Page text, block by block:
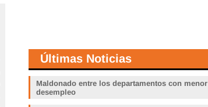
Últimas Noticias
Maldonado entre los departamentos con menor
desempleo